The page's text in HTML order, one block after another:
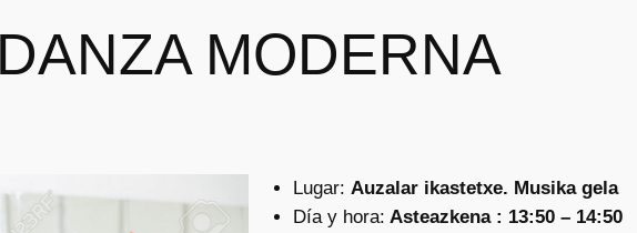
DANZA MODERNA
Lugar: Auzalar ikastetxe. Musika gela
Día y hora: Asteazkena : 13:50 – 14:50